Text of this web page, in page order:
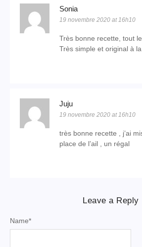
Sonia
19 novembre 2020 at 16h10
Très bonne recette, tout
Très simple et original à
Juju
19 novembre 2020 at 16h10
très bonne recette , j’ai
place de l’ail , un régal
Leave a Reply
Name*